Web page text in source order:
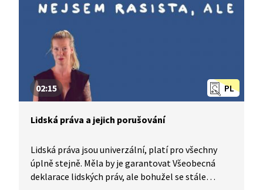
prezidentem.
PL
02:15
Lidská práva a jejich porušování
Lidská práva jsou univerzální, platí pro všechny
úplně stejně. Měla by je garantovat Všeobecná
deklarace lidských práv, ale bohužel se stále